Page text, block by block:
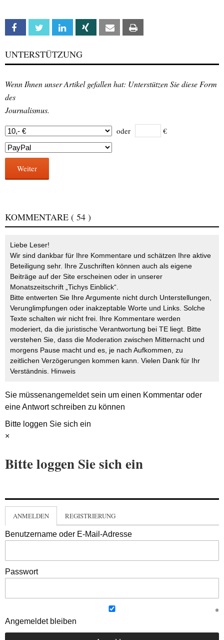
Facebook Twitter Linkedin Xing Email
UNTERSTÜTZUNG
Wenn Ihnen unser Artikel gefallen hat: Unterstützen Sie diese Form
des
Journalismus.
oder €
Weiter
KOMMENTARE ( 54 )
Liebe Leser!
Wir sind dankbar für Ihre Kommentare und schätzen Ihre aktive
Beteiligung sehr. Ihre Zuschriften können auch als eigene
Beiträge auf der Site erscheinen oder in unserer
Monatszeitschrift „Tichys Einblick“.
Bitte entwerten Sie Ihre Argumente nicht durch Unterstellungen,
Verunglimpfungen oder inakzeptable Worte und Links. Solche
Texte schalten wir nicht frei. Ihre Kommentare werden
moderiert, da die juristische Verantwortung bei TE liegt. Bitte
verstehen Sie, dass die Moderation zwischen Mitternacht und
morgens Pause macht und es, je nach Aufkommen, zu
zeitlichen Verzögerungen kommen kann. Vielen Dank für Ihr
Verständnis. Hinweis
Sie müssenangemeldetsein um einen Kommentar oder
eine Antwort schreiben zu können
Bitte loggen Sie sich ein
×
Bitte loggen Sie sich ein
ANMELDEN REGISTRIERUNG
Benutzername oder E-Mail-Adresse
Passwort
Angemeldet bleiben